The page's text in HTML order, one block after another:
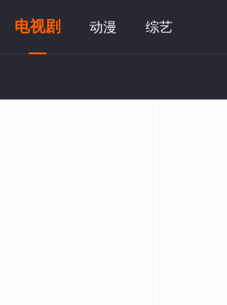
电视剧 动漫 综艺